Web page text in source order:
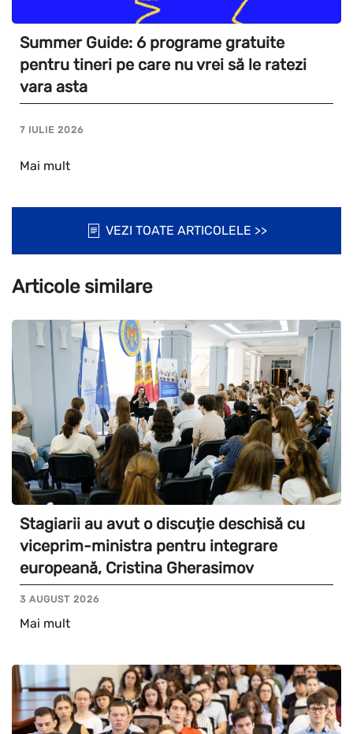
Summer Guide: 6 programe gratuite
pentru tineri pe care nu vrei să le ratezi
vara asta
7 IULIE 2026
Mai mult
VEZI TOATE ARTICOLELE >>
Articole similare
Stagiarii au avut o discuție deschisă cu
viceprim-ministra pentru integrare
europeană, Cristina Gherasimov
3 AUGUST 2026
Mai mult